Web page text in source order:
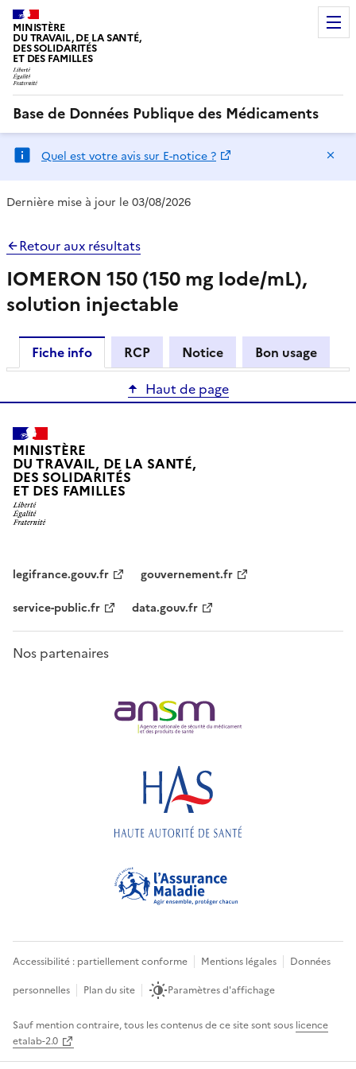
MINISTÈRE
DU TRAVAIL, DE LA SANTÉ,
DES SOLIDARITÉS
ET DES FAMILLES
Base de Données Publique des Médicaments
Quel est votre avis sur E-notice ?
Dernière mise à jour le 03/08/2026
Retour aux résultats
IOMERON 150 (150 mg Iode/mL),
solution injectable
Fiche info RCP Notice
Bon usage
Haut de page
MINISTÈRE
DU TRAVAIL, DE LA SANTÉ,
DES SOLIDARITÉS
ET DES FAMILLES
legifrance.gouv.fr
gouvernement.fr
service-public.fr
data.gouv.fr
Nos partenaires
Accessibilité : partiellement conforme Mentions légales
Données
personnelles
Plan du site Paramètres d'affichage
Sauf mention contraire, tous les contenus de ce site sont sous licence
etalab-2.0